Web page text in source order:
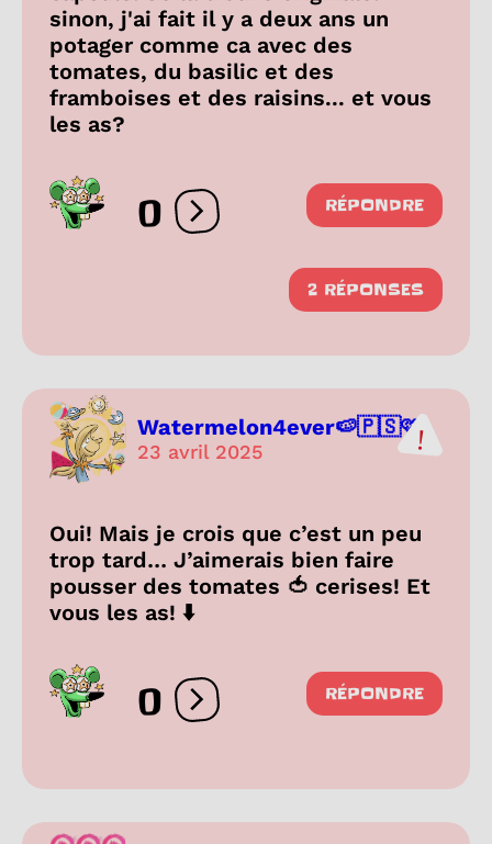
sinon, j'ai fait il y a deux ans un
potager comme ca avec des
tomates, du basilic et des
framboises et des raisins... et vous
les as?
0 Ouvrir les réactions
RÉPONDRE
2 RÉPONSES
Watermelon4ever🍉🇵🇸🩷
23 avril 2025
Oui! Mais je crois que c’est un peu
trop tard… J’aimerais bien faire
pousser des tomates 🍅 cerises! Et
vous les as! ⬇️
0 Ouvrir les réactions
RÉPONDRE